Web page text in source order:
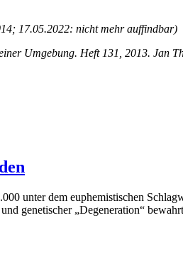
17.05.2022: nicht mehr auffindbar)
Umgebung. Heft 131, 2013. Jan
unter dem euphemistischen
genetischer „Degeneration“